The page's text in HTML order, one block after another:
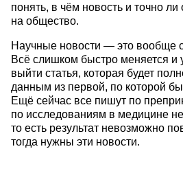
понять, в чём новость и точно ли
на общество.
Научные новости — это вообще
Всё слишком быстро меняется и
выйти статья, которая будет
данным из первой, по которой
Ещё сейчас все пишут по
по исследованиям в медицине
то есть результат невозможно
тогда нужны эти новости.